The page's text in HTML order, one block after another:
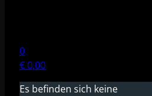
0
€0,00
Es befinden sich keine